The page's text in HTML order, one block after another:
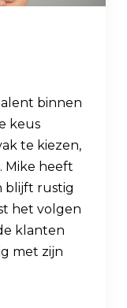
binnen
keus
te kiezen,
Mike heeft
blijft rustig
het volgen
klanten
met zijn